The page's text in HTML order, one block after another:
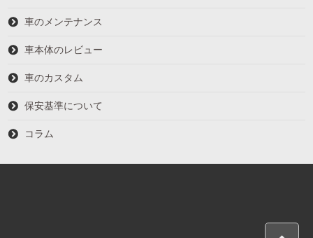
車のメンテナンス
車本体のレビュー
車のカスタム
保安基準について
コラム